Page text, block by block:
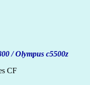
/ Olympus c5500z
CF